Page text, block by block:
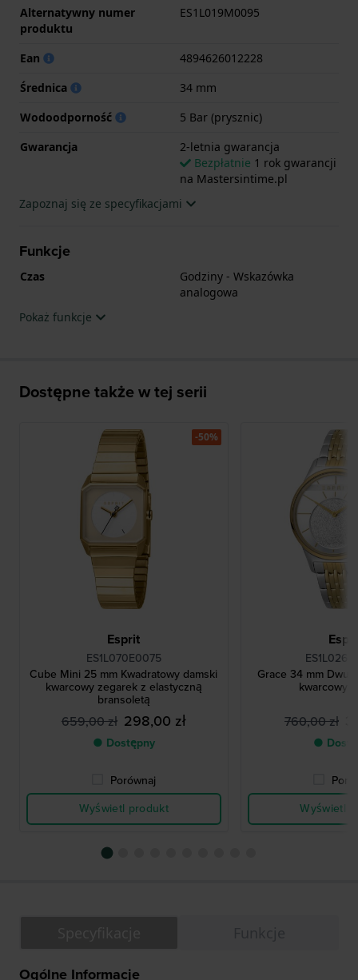
.
Alternatywny numer
produktu
ES1L019M0095
Ean
4894626012228
Średnica
34 mm
Wodoodporność
5 Bar (prysznic)
Gwarancja
2-letnia gwarancja
Bezpłatnie 1 rok gwarancji
na Mastersintime.pl
Zapoznaj się ze specyfikacjami
Funkcje
Czas
Godziny - Wskazówka
analogowa
Pokaż funkcje
Dostępne także w tej serii
Esprit
ES1L070E0075
Cube Mini 25 mm Kwadratowy damski
kwarcowy zegarek z elastyczną
bransoletą
659,00 zł 298,00 zł
● Dostępny
Porównaj
Wyświetl produkt
-50%
Grace 34 mm
kwarcowy
760,00 zł
●
Wyświetl
Ogólne Informacje